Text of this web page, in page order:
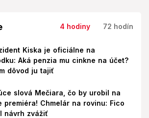
4 hodiny 72 hodín
Kiska je oficiálne na
Aká penzia mu cinkne na účet?
dôvod ju tajiť
slová Mečiara, čo by urobil na
premiéra! Chmelár na rovinu: Fico
návrh zvážiť